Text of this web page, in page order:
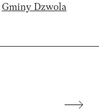
Gminy Dzwola